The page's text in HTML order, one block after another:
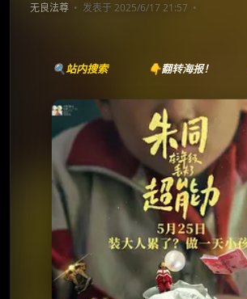
无良法尊 发表于 2025/6/17 21:57
🔍站内搜索 👇翻转海报！
《朱同在三年级丢失了超能力》
收藏
⭐️ 评分：6.5 | 🎬 2024年
夸克网盘